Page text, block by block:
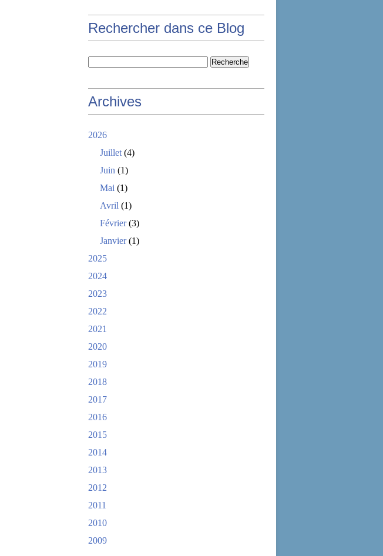
Rechercher dans ce Blog
Archives
2026
Juillet (4)
Juin (1)
Mai (1)
Avril (1)
Février(3)
Janvier(1)
2025
2024
2023
2022
2021
2020
2019
2018
2017
2016
2015
2014
2013
2012
2011
2010
2009